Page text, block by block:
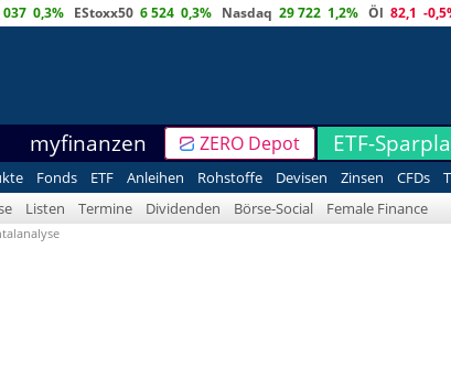
037 0,3% EStoxx50 6 524 0,3% Nasdaq 29 722 1,2% Öl 82,1 -
myfinanzen ZERO Depot ETF-
Fonds ETF Anleihen Rohstoffe Devisen Zinsen CFDs
Listen Termine Dividenden Börse-Social Female Finance